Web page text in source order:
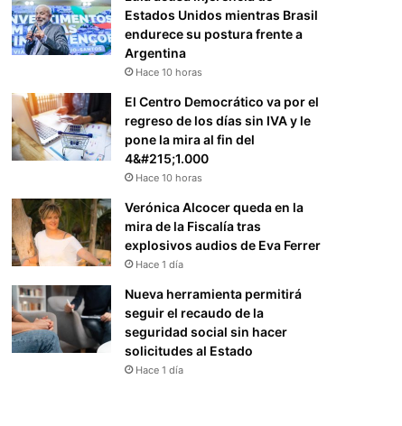
Estados Unidos mientras Brasil
endurece su postura frente a
Argentina
Hace 10 horas
El Centro Democrático va por el
regreso de los días sin IVA y le
pone la mira al fin del
4&#215;1.000
Hace 10 horas
Verónica Alcocer queda en la
mira de la Fiscalía tras
explosivos audios de Eva Ferrer
Hace 1 día
Nueva herramienta permitirá
seguir el recaudo de la
seguridad social sin hacer
solicitudes al Estado
Hace 1 día